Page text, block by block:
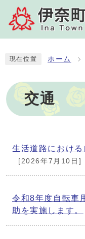
現在位置 ホーム
交通
生活道路におけ
[2026年7月10日]
令和8年度自転車
助を実施します。